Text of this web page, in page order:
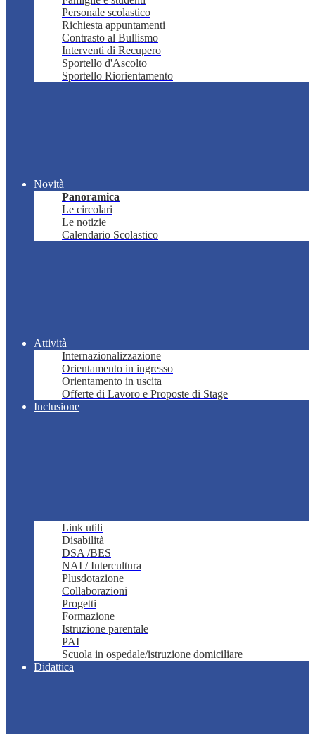
Personale scolastico
Richiesta appuntamenti
Contrasto al Bullismo
Interventi di Recupero
Sportello d'Ascolto
Sportello Riorientamento
Novità
Panoramica
Le circolari
Le notizie
Calendario Scolastico
Attività
Internazionalizzazione
Orientamento in ingresso
Orientamento in uscita
Offerte di Lavoro e Proposte di Stage
Inclusione
Link utili
Disabilità
DSA /BES
NAI / Intercultura
Plusdotazione
Collaborazioni
Progetti
Formazione
Istruzione parentale
PAI
Scuola in ospedale/istruzione domiciliare
Didattica